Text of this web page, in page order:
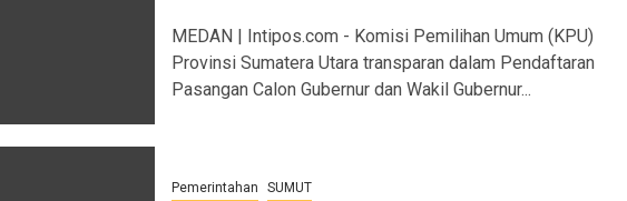
MEDAN | Intipos.com - Komisi Pemilihan Umum (KPU)
Provinsi Sumatera Utara transparan dalam Pendaftaran
Pasangan Calon Gubernur dan Wakil Gubernur...
Pemerintahan SUMUT